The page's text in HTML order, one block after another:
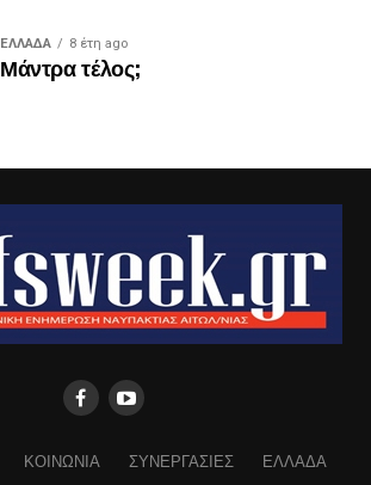
ΕΛΛΑΔΑ 8 έτη ago
Μάντρα τέλος;
ΚΟΙΝΩΝΙΑ ΣΥΝΕΡΓΑΣΙΕΣ
ΕΛΛΑΔΑ